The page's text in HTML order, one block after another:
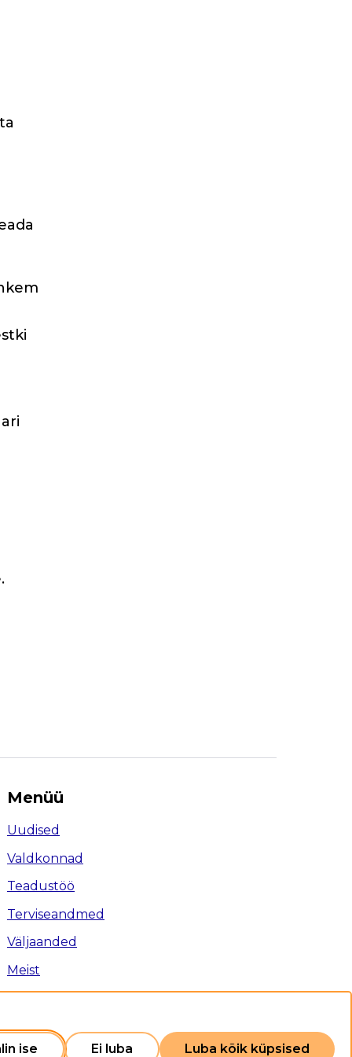
Menüü
Uudised
Valdkonnad
Teadustöö
Terviseandmed
Väljaanded
Meist
LigipääsetavusPrivaatsuspoliitikaSisukaart
ise Ei luba Luba kõik küpsised